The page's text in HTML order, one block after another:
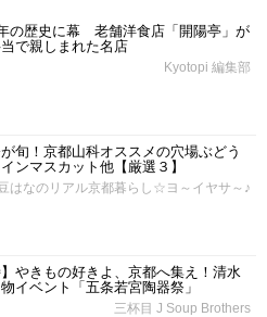
年の歴史に幕 老舗洋食店「開陽亭」が
で親しまれた名店
Kyotopi 編集部
が旬！京都山科オススメの穴場ぶどう
ンマスカット他【厳選３】
はなのリアル京都暮らし☆ヨ～イヤサ～♪
】やきもの好きよ、京都へ集え！清水
イベント「五条若宮陶器祭」
三杯目 J Soup Brothers